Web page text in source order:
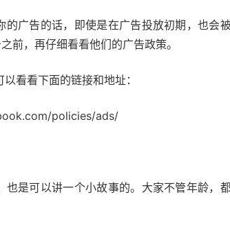
的广告的话，即使是在广告投放初期，也会
前，再仔细看看他们的广告政策。
看看下面的链接和地址：
policies/ads/
也是可以讲一个小故事的。大家不管年龄，